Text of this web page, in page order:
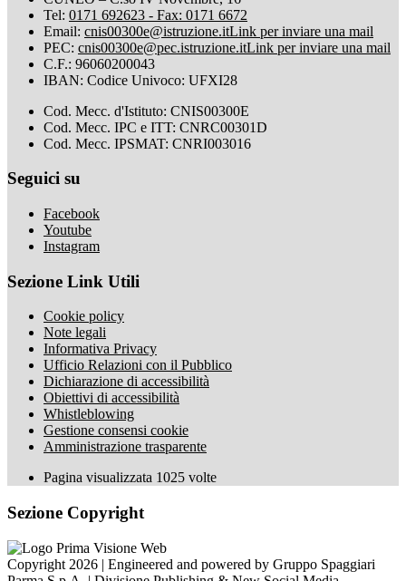
Tel: 0171 692623 - Fax: 0171 6672
Email: cnis00300e@istruzione.itLink per inviare una mail
PEC: cnis00300e@pec.istruzione.itLink per inviare una mail
C.F.: 96060200043
IBAN: Codice Univoco: UFXI28
Cod. Mecc. d'Istituto: CNIS00300E
Cod. Mecc. IPC e ITT: CNRC00301D
Cod. Mecc. IPSMAT: CNRI003016
Seguici su
Facebook
Youtube
Instagram
Sezione Link Utili
Cookie policy
Note legali
Informativa Privacy
Ufficio Relazioni con il Pubblico
Dichiarazione di accessibilità
Obiettivi di accessibilità
Whistleblowing
Gestione consensi cookie
Amministrazione trasparente
Pagina visualizzata 1025 volte
Sezione Copyright
Copyright 2026 | Engineered and powered by Gruppo Spaggiari